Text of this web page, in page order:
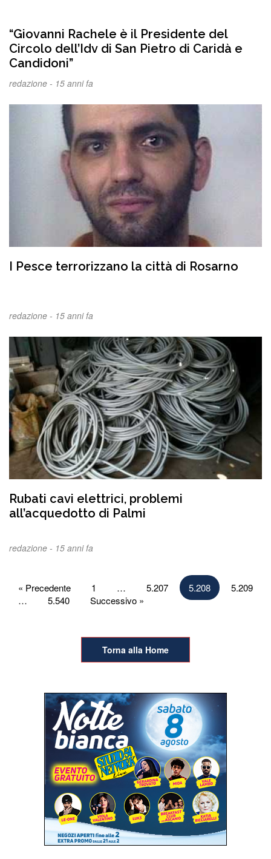
“Giovanni Rachele è il Presidente del
Circolo dell’Idv di San Pietro di Caridà e
Candidoni”
redazione - 15 anni fa
I Pesce terrorizzano la città di Rosarno
redazione - 15 anni fa
Rubati cavi elettrici, problemi
all’acquedotto di Palmi
redazione - 15 anni fa
Paginazione
degli
« Precedente 1 … 5.207 5.208
5.209
…
5.540 Successivo »
Torna alla Home